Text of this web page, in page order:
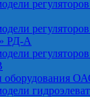
РД-А
оборудования